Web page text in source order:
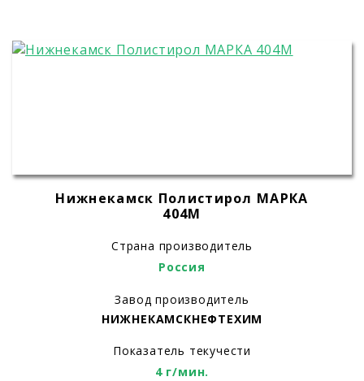
Нижнекамск Полистирол МАРКА
404M
Страна производитель
Россия
Завод производитель
НИЖНЕКАМСКНЕФТЕХИМ
Показатель текучести
4 г/мин.